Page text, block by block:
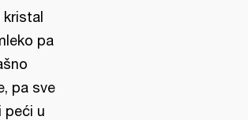
pa
pa sve
peći u